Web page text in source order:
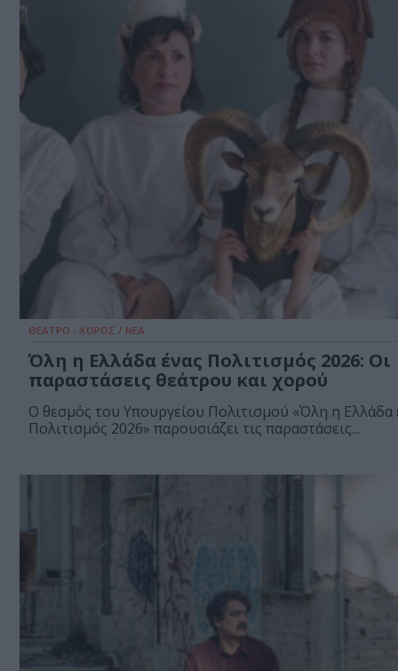
ΘΕΑΤΡΟ - ΧΟΡΟΣ / ΝΕΑ
Όλη η Ελλάδα ένας Πολιτισμός 2026: Οι
παραστάσεις θεάτρου και χορού
Ο θεσμός του Υπουργείου Πολιτισμού «Όλη η Ελλάδα
Πολιτισμός 2026» παρουσιάζει τις παραστάσεις...